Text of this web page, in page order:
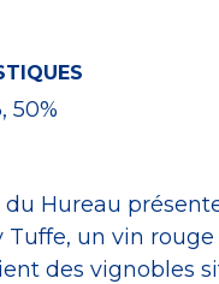
50%
du Hureau
Tuffe, un vin
des vignobles